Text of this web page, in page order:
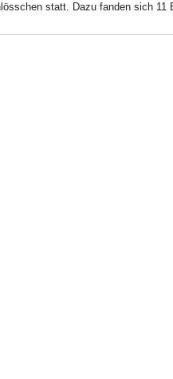
statt. Dazu fanden sich 11